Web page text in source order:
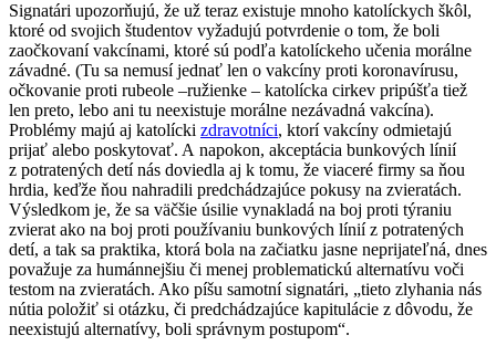
Signatári upozorňujú, že už teraz existuje mnoho katolíckych škôl,
ktoré od svojich študentov vyžadujú potvrdenie o tom, že boli
zaočkovaní vakcínami, ktoré sú podľa katolíckeho učenia morálne
závadné. (Tu sa nemusí jednať len o vakcíny proti koronavírusu,
očkovanie proti rubeole –ružienke – katolícka cirkev pripúšťa tiež
len preto, lebo ani tu neexistuje morálne nezávadná vakcína).
Problémy majú aj katolícki zdravotníci, ktorí vakcíny odmietajú
prijať alebo poskytovať. A napokon, akceptácia bunkových línií
z potratených detí nás doviedla aj k tomu, že viaceré firmy sa ňou
hrdia, keďže ňou nahradili predchádzajúce pokusy na zvieratách.
Výsledkom je, že sa väčšie úsilie vynakladá na boj proti týraniu
zvierat ako na boj proti používaniu bunkových línií z potratených
detí, a tak sa praktika, ktorá bola na začiatku jasne neprijateľná, dnes
považuje za humánnejšiu či menej problematickú alternatívu voči
testom na zvieratách. Ako píšu samotní signatári, „tieto zlyhania nás
nútia položiť si otázku, či predchádzajúce kapitulácie z dôvodu, že
neexistujú alternatívy, boli správnym postupom“.